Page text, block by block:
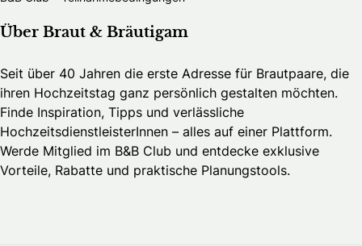
Über Braut & Bräutigam
Seit über 40 Jahren die erste Adresse für Brautpaare, die
ihren Hochzeitstag ganz persönlich gestalten möchten.
Finde Inspiration, Tipps und verlässliche
HochzeitsdienstleisterInnen – alles auf einer Plattform.
Werde Mitglied im B&B Club und entdecke exklusive
Vorteile, Rabatte und praktische Planungstools.